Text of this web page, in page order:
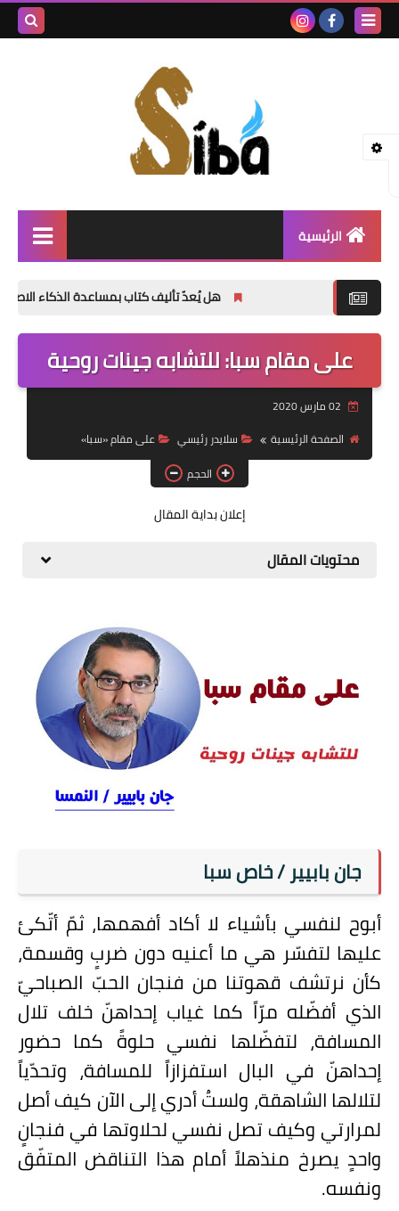
الرئيسية
نصوص
قصة قصيرة
قصة قصيرة جداً
قراءات
دراسات
شخصيات
ذاكرة كوباني
مواهب جديدة
منوعات
على مقام سبا
أعداد جريدة سبا
هل يُعدّ تأليف كتاب بمساعدة الذكاء الاصطناعي أمراً
على مقام سبا: للتشابه جينات روحية
الصفحة الرئيسية
سلايدر رئيسي
على مقام «سبا»
الحجم
إعلان بداية المقال
محتويات المقال
جان بابيير / خاص سبا
أبوح لنفسي بأشياء لا أكاد أفهمها، ثمّ أتّكئ
عليها لتفسّر هي ما أعنيه دون ضربٍ وقسمة،
كأن نرتشف قهوتنا من فنجان الحبّ الصباحيّ
الذي أفضّله مرّاً كما غياب إحداهنّ خلف تلال
المسافة، لتفضّلها نفسي حلوةً كما حضور
إحداهنّ في البال استفزازاً للمسافة، وتحدّياً
لتلالها الشاهقة، ولستُ أدري إلى الآن كيف أصل
لمرارتي وكيف تصل نفسي لحلاوتها في فنجانٍ
واحدٍ يصرخ منذهلاً أمام هذا التناقض المتفّق
ونفسه.